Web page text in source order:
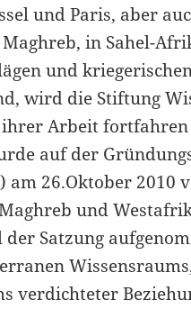
und Paris, aber
in Sahel-
und
wird die Stiftung
Arbeit
auf der
26.Oktober 2010
und
Satzung
verdichteter